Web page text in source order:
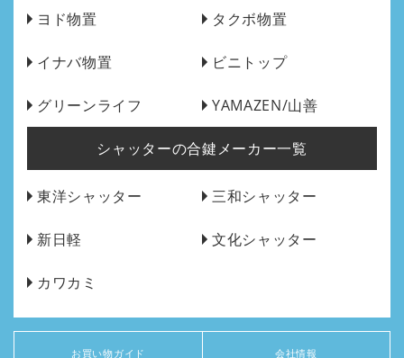
ヨド物置 タクボ物置
イナバ物置 ビニトップ
グリーンライフ YAMAZEN/山善
シャッターの合鍵メーカー一覧
東洋シャッター 三和シャッター
新日軽 文化シャッター
カワカミ
お買い物ガイド 会社情報